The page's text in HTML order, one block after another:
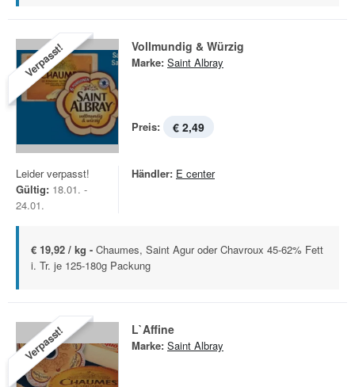
Verpasst! Vollmundig & Würzig
Marke: Saint Albray
Preis: € 2,49
Leider verpasst!
Gültig: 18.01. -
24.01.
Händler: E center
€ 19,92 / kg - Chaumes, Saint Agur oder Chavroux 45-62% Fett
i. Tr. je 125-180g Packung
Verpasst! L`Affine
Marke: Saint Albray